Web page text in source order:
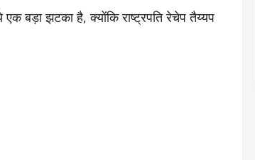
बड़ा झटका है, क्योंकि राष्ट्रपति रेचेप तैय्यप